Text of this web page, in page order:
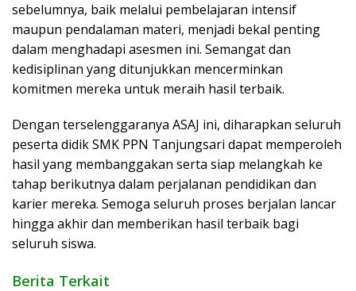
sebelumnya, baik melalui pembelajaran intensif
maupun pendalaman materi, menjadi bekal penting
dalam menghadapi asesmen ini. Semangat dan
kedisiplinan yang ditunjukkan mencerminkan
komitmen mereka untuk meraih hasil terbaik.
Dengan terselenggaranya ASAJ ini, diharapkan seluruh
peserta didik SMK PPN Tanjungsari dapat memperoleh
hasil yang membanggakan serta siap melangkah ke
tahap berikutnya dalam perjalanan pendidikan dan
karier mereka. Semoga seluruh proses berjalan lancar
hingga akhir dan memberikan hasil terbaik bagi
seluruh siswa.
Berita Terkait